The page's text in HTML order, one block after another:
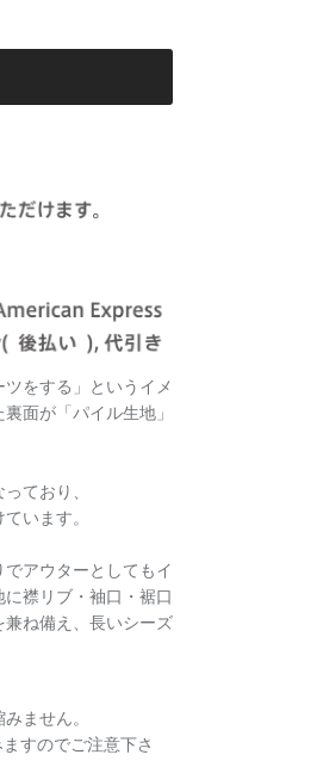
をする」というイメ
裏面が「パイル生地」
ており、
います。
アウターとしてもイ
襟リブ・袖口・裾口
ね備え、長いシーズ
ません。
すのでご注意下さ